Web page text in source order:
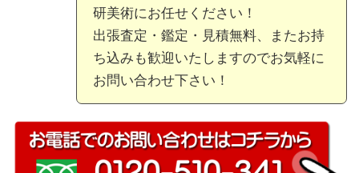
研美術にお任せください！
出張査定・鑑定・見積無料、またお持
ち込みも歓迎いたしますのでお気軽に
お問い合わせ下さい！